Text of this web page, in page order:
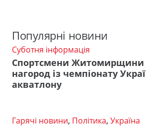
Популярні новини
Суботня інформація
Спортсмени Житомирщини
нагород із чемпіонату
акватлону
Гарячі новини, Політика, Україна